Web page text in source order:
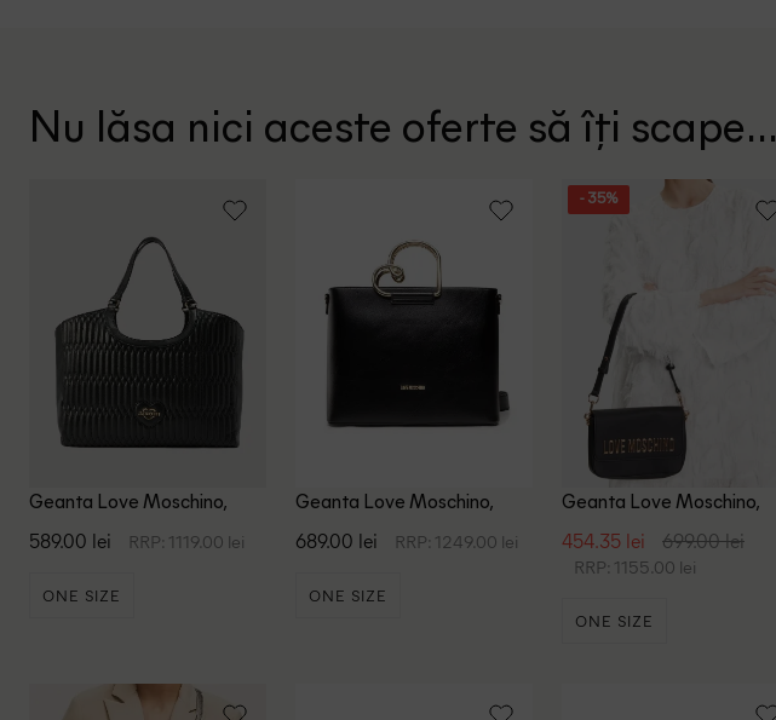
Nu lăsa nici aceste oferte să îți scape...
Geanta Love Moschino,
589.00 lei RRP: 1119.00 lei
ONE SIZE
Geanta Love Moschino,
689.00 lei RRP: 1249.00 lei
ONE SIZE
- 35%
Geanta Love Moschino,
454.35 lei 699.00 lei
RRP: 1155.00 lei
ONE SIZE